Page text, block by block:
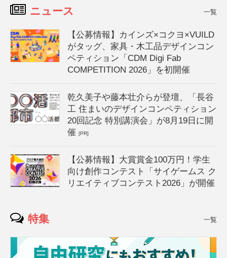
ニュース 一覧
【公募情報】カインズ×コクヨ×VUILD
がタッグ、家具・木工品デザインコン
ペティション「CDM Digi Fab
COMPETITION 2026」を初開催
乾久美子や藤本壮介らが登壇、「長谷
工 住まいのデザインコンペティション
20回記念 特別講演会」が8月19日に開
催[PR]
【公募情報】大賞賞金100万円！学生
向け創作コンテスト「サイゲームス ク
リエイティブコンテスト2026」が開催
特集 一覧